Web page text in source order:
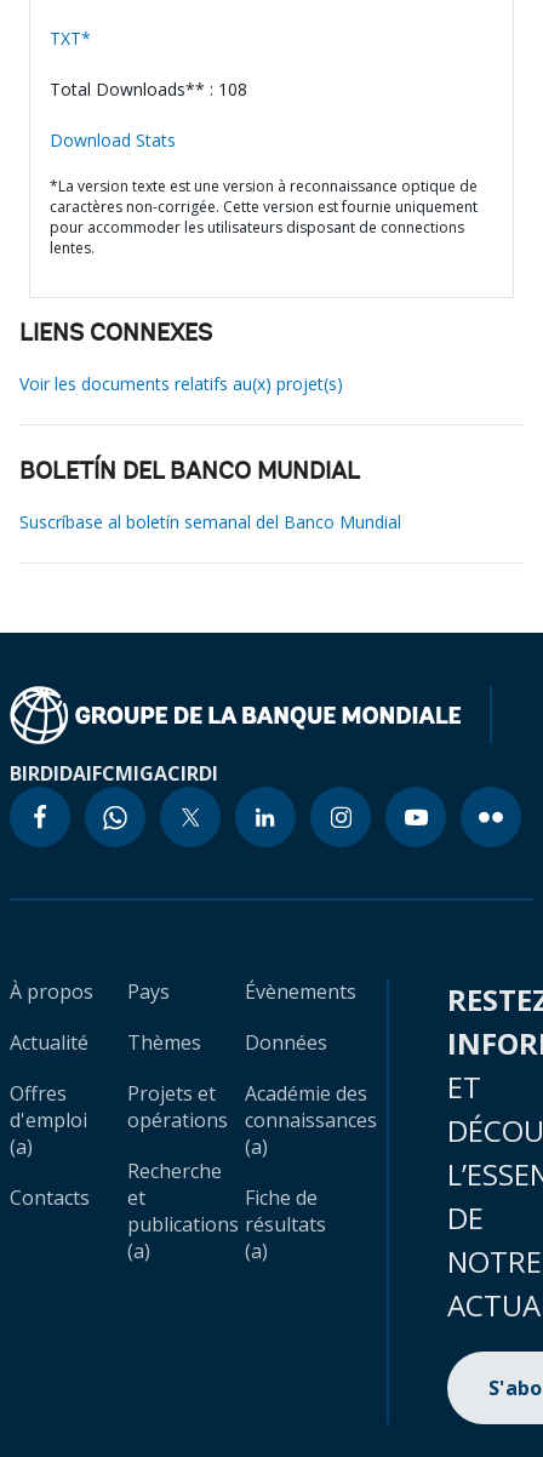
TXT*
Total Downloads** : 108
Download Stats
*La version texte est une version à reconnaissance optique de
caractères non-corrigée. Cette version est fournie uniquement
pour accommoder les utilisateurs disposant de connections
lentes.
LIENS CONNEXES
Voir les documents relatifs au(x) projet(s)
BOLETÍN DEL BANCO MUNDIAL
Suscríbase al boletín semanal del Banco Mundial
BIRDIDAIFCMIGACIRDI
À propos
Actualité
Offres
d'emploi
(a)
Contacts
Pays
Thèmes
Projets et
opérations
Recherche
et
publications
(a)
Évènements
Données
Académie des
connaissances
(a)
Fiche de
résultats
(a)
ET
DE
NOTRE